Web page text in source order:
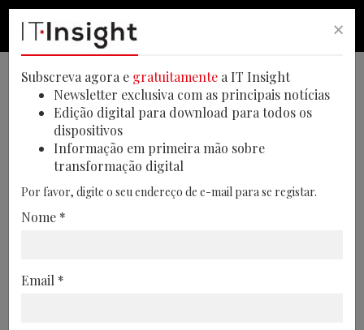
Maioria dos consumidores
prefere IA generativa em
experiências de compra online
com IA generativa, revela estudo da
×
Subscreva agora e gratuitamente a IT Insight
Newsletter exclusiva com as principais notícias
Edição digital para download para todos os
dispositivos
Informação em primeira mão sobre
transformação digital
Por favor, digite o seu endereço de e-mail para se registar.
Nome *
Email *